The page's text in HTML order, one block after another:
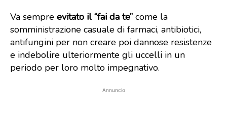
Va sempre evitato il “fai da te” come la
somministrazione casuale di farmaci, antibiotici,
antifungini per non creare poi dannose resistenze
e indebolire ulteriormente gli uccelli in un
periodo per loro molto impegnativo.
Annuncio